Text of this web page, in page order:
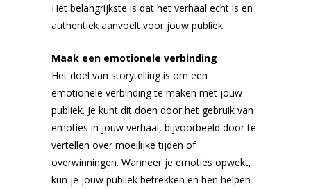
Het belangrijkste is dat het verhaal echt is en
authentiek aanvoelt voor jouw publiek.
Maak een emotionele verbinding
Het doel van storytelling is om een
emotionele verbinding te maken met jouw
publiek. Je kunt dit doen door het gebruik van
emoties in jouw verhaal, bijvoorbeeld door te
vertellen over moeilijke tijden of
overwinningen. Wanneer je emoties opwekt,
kun je jouw publiek betrekken en hen helpen